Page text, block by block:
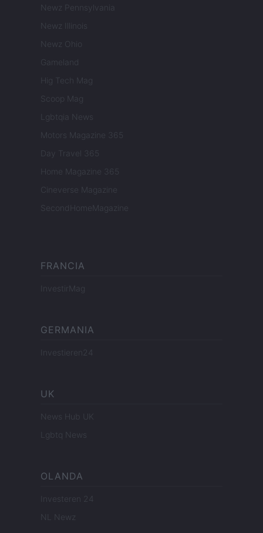
Newz Pennsylvania
Newz Illinois
Newz Ohio
Gameland
Hig Tech Mag
Scoop Mag
Lgbtqia News
Motors Magazine 365
Day Travel 365
Home Magazine 365
Cineverse Magazine
SecondHomeMagazine
FRANCIA
InvestirMag
GERMANIA
Investieren24
UK
News Hub UK
Lgbtq News
OLANDA
Investeren 24
NL Newz